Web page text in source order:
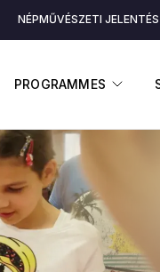
DISPLAY SUBMENU
PROGRAMMES
NÉPMŰVÉSZETI JELENTÉS